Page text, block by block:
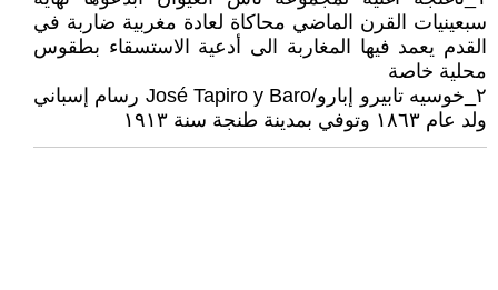
سبعينيات القرن الماضي محاكاة لعادة مغربية ضاربة في
القدم يعمد فيها المغاربة الى أدعية الاستسقاء بطقوس
محلية خاصة
٢_خوسيه تابيرو إبارو/José Tapiro y Baro رسام إسباني
ولد عام ١٨٦٣ وتوفي بمدينة طنجة سنة ١٩١٣